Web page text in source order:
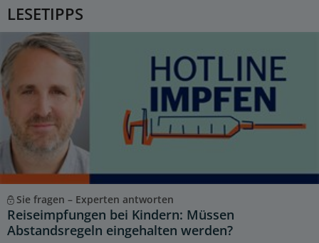
LESETIPPS
Sie fragen – Experten antworten
Reiseimpfungen bei Kindern: Müssen
Abstandsregeln eingehalten werden?